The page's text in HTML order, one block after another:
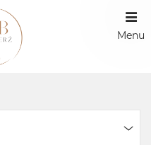
Menu